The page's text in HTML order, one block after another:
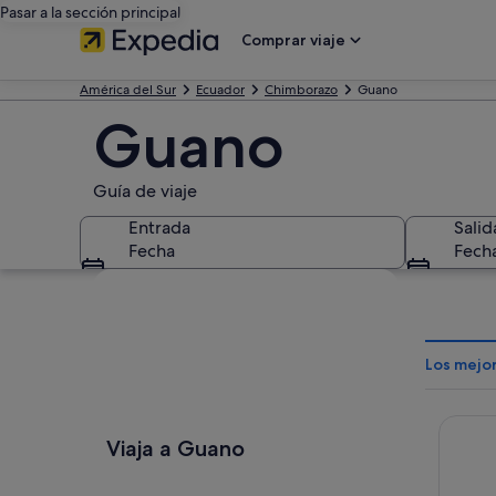
Pasar a la sección principal
Comprar viaje
América del Sur Ecuador Chimborazo Guano
Guano
Guía de viaje
Entrada
Fecha
Viaja a Guano
Los